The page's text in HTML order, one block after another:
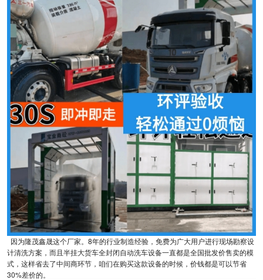
因为隆茂鑫晟这个厂家。8年的行业制造经验，免费为广大用户进行现场勘察设
计清洗方案，而且半挂大货车全封闭自动洗车设备一直都是全国批发价售卖的模
式，这样省去了中间商环节，咱们在购买这款设备的时候，价钱都是可以节省
30%差价的。